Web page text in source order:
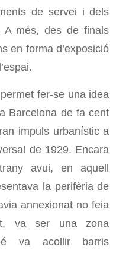
de servei i dels
A més, des de finals
en forma d’exposició
fer-se una idea
Barcelona de fa cent
impuls urbanístic a
de 1929. Encara
avui, en aquell
la perifèria de
annexionat no feia
va ser una zona
va acollir barris